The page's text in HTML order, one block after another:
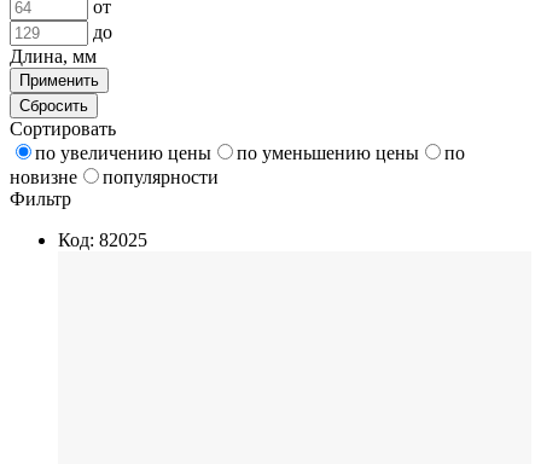
от
до
Длина, мм
Применить
Сбросить
Сортировать
по увеличению цены
по уменьшению цены
по
новизне
популярности
Фильтр
Код: 82025